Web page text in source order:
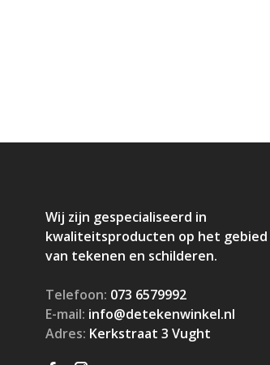
Wij zijn gespecialiseerd in
kwaliteitsproducten op het gebied
van tekenen en schilderen.
Telefoon: 073 6579992
E-mail: info@detekenwinkel.nl
Adres: Kerkstraat 3 Vught